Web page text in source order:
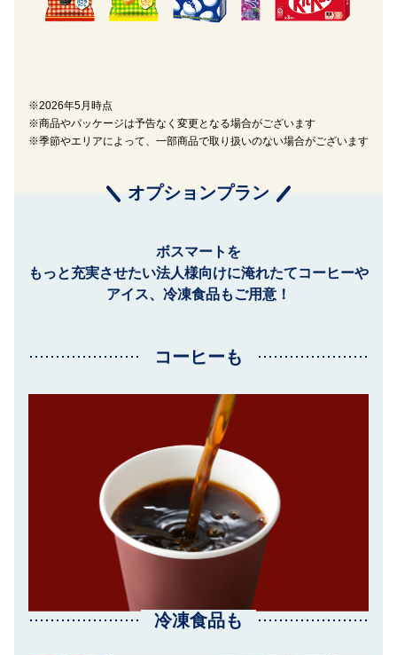
※2026年5月時点
※商品やパッケージは予告なく変更となる場合がございます
※季節やエリアによって、一部商品で取り扱いのない場合がございます
オプションプラン
ボスマートを
もっと充実させたい法人様向けに淹れたてコーヒーや
アイス、冷凍食品もご用意！
コーヒーも
冷凍食品も